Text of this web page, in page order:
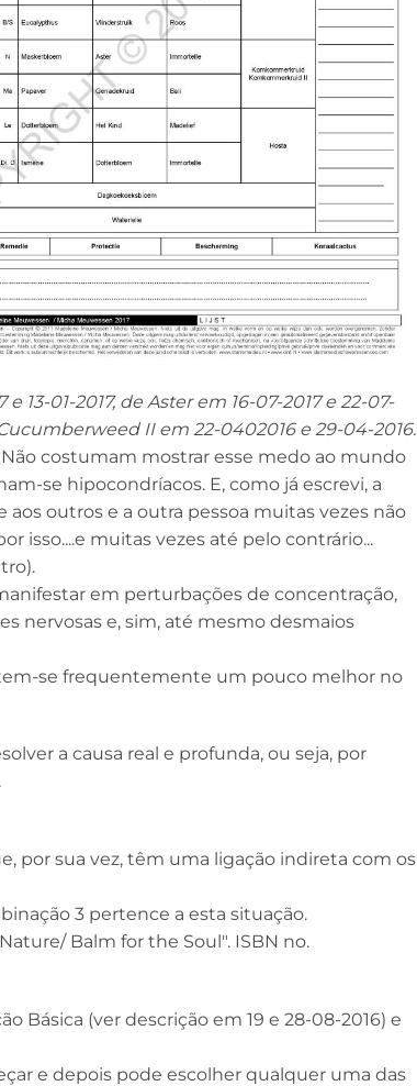
01-2017, de Aster em 16-07-2017 e 22-07-
II em 22-0402016 e 29-04-2016.
costumam mostrar esse medo ao mundo
se hipocondríacos. E, como já escrevi, a
outros e a outra pessoa muitas vezes não
isso....e muitas vezes até pelo contrário...
em perturbações de concentração,
nervosas e, sim, até mesmo desmaios
se frequentemente um pouco melhor no
a causa real e profunda, ou seja, por
por sua vez, têm uma ligação indireta com os
3 pertence a esta situação.
Balm for the Soul". ISBN no.
Básica (ver descrição em 19 e 28-08-2016) e
e depois pode escolher qualquer uma das